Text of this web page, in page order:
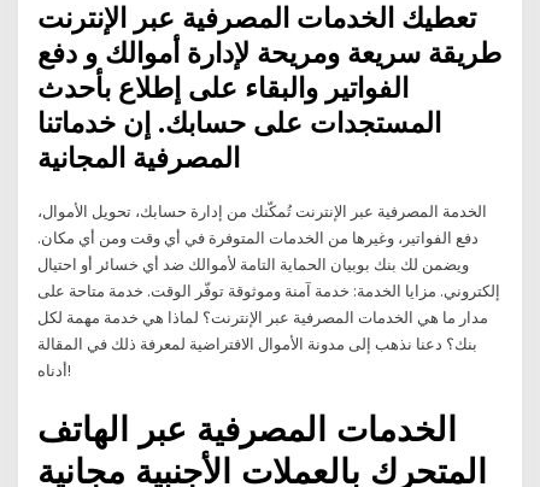
تعطيك الخدمات المصرفية عبر الإنترنت
طريقة سريعة ومريحة لإدارة أموالك و دفع
الفواتير والبقاء على إطلاع بأحدث
المستجدات على حسابك. إن خدماتنا
الخدمة المصرفية عبر الإنترنت تُمكّنك من إدارة حسابك، تحويل الأموال،
دفع الفواتير، وغيرها من الخدمات المتوفرة في أي وقت ومن أي مكان.
ويضمن لك بنك بوبيان الحماية التامة لأموالك ضد أي خسائر أو احتيال
إلكتروني. مزايا الخدمة: خدمة آمنة وموثوقة توفّر الوقت. خدمة متاحة على
مدار ما هي الخدمات المصرفية عبر الإنترنت؟ لماذا هي خدمة مهمة لكل
بنك؟ دعنا نذهب إلى مدونة الأموال الافتراضية لمعرفة ذلك في المقالة
أدناه!
الخدمات المصرفية عبر الهاتف
المتحرك بالعملات الأجنبية مجانية